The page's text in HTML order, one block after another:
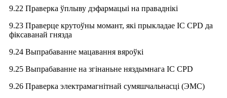
9.22 Праверка ўплыву дэфармацыі на праваднікі
9.23 Праверце крутоўны момант, які прыкладае IC CPD да
фіксаванай гнязда
9.24 Выпрабаванне мацавання вяроўкі
9.25 Выпрабаванне на згінаньне няздымнага ІС CPD
9.26 Праверка электрамагнітнай сумяшчальнасці (ЭМС)